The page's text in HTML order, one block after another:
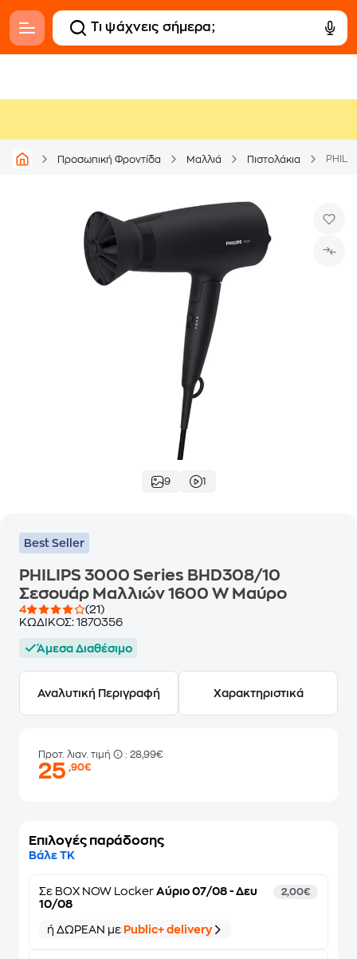
Προσωπική Φροντίδα Μαλλιά Πιστολάκια
9 1
Best Seller
PHILIPS 3000 Series BHD308/10
Σεσουάρ Μαλλιών 1600 W Μαύρο
4
(21)
ΚΩΔΙΚΟΣ: 1870356
Άμεσα Διαθέσιμο
Αναλυτική Περιγραφή Χαρακτηριστικά
Προτ. λιαν. τιμή : 28,99€
25,90€
Επιλογές παράδοσης
Βάλε ΤΚ
Σε BOX NOW Locker Αύριο 07/08 - Δευ
10/08
2,00€
ή ΔΩΡΕΑΝ με Public+ delivery